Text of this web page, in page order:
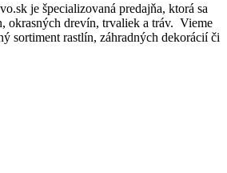
je špecializovaná predajňa, ktorá sa
okrasných drevín, trvaliek a tráv. Vieme
sortiment rastlín, záhradných dekorácií či